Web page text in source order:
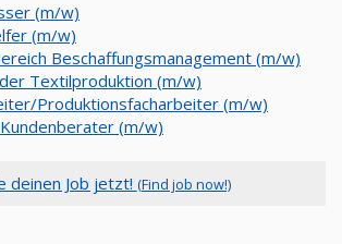
(m/w)
(m/w)
Beschaffungsmanagement (m/w)
Textilproduktion (m/w)
Produktionsfacharbeiter (m/w)
(m/w)
deinen Job jetzt! (Find job now!)